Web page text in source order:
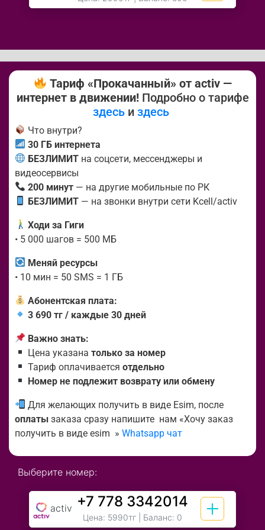
Тариф «Прокачанный» от activ —
интернет в движении! Подробно о тарифе
здесь и здесь
Что внутри?
30 ГБ интернета
БЕЗЛИМИТ на соцсети, мессенджеры и
видеосервисы
200 минут — на другие мобильные по РК
БЕЗЛИМИТ — на звонки внутри сети Kcell/activ
Ходи за Гиги
• 5 000 шагов = 500 МБ
Меняй ресурсы
• 10 мин = 50 SMS = 1 ГБ
Абонентская плата:
3 690 тг / каждые 30 дней
Важно знать:
Цена указанатолько за номер
Тариф оплачиваетсяотдельно
Номер не подлежит возврату или обмену
Для желающих получить в виде Esim, после
оплаты заказа сразу напишите нам «Хочу заказ
получить в виде esim » Whatsapp чат
Выберите номер:
activ +7 778 3342014
Цена: 5990тг| Баланс: 0